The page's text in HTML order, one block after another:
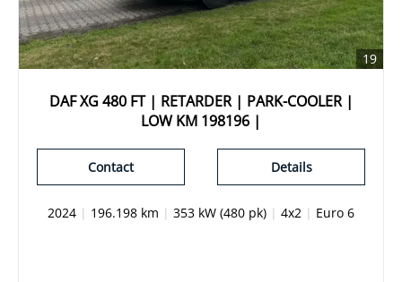
19
DAF XG 480 FT | RETARDER | PARK-COOLER |
LOW KM 198196 |
Details
Contact
2024 | 196.198 km | 353 kW (480 pk) | 4x2 | Euro 6